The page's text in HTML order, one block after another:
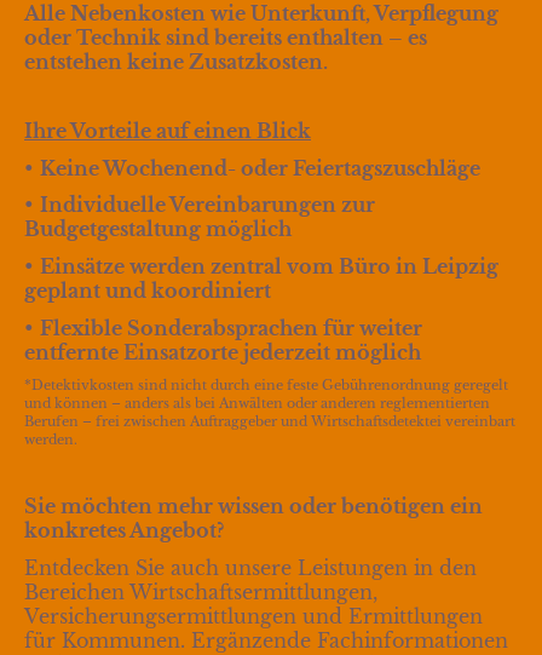
Alle Nebenkosten wie Unterkunft, Verpflegung
oder Technik sind bereits enthalten – es
entstehen keine Zusatzkosten.
Ihre Vorteile auf einen Blick
• Keine Wochenend- oder Feiertagszuschläge
• Individuelle Vereinbarungen zur
Budgetgestaltung möglich
• Einsätze werden zentral vom Büro in Leipzig
geplant und koordiniert
• Flexible Sonderabsprachen für weiter
entfernte Einsatzorte jederzeit möglich
*Detektivkosten sind nicht durch eine feste Gebührenordnung geregelt
und können – anders als bei Anwälten oder anderen reglementierten
Berufen – frei zwischen Auftraggeber und Wirtschaftsdetektei vereinbart
werden.
Sie möchten mehr wissen oder benötigen ein
konkretes Angebot?
Entdecken Sie auch unsere Leistungen in den
Bereichen Wirtschaftsermittlungen,
Versicherungsermittlungen und Ermittlungen
für Kommunen. Ergänzende Fachinformationen